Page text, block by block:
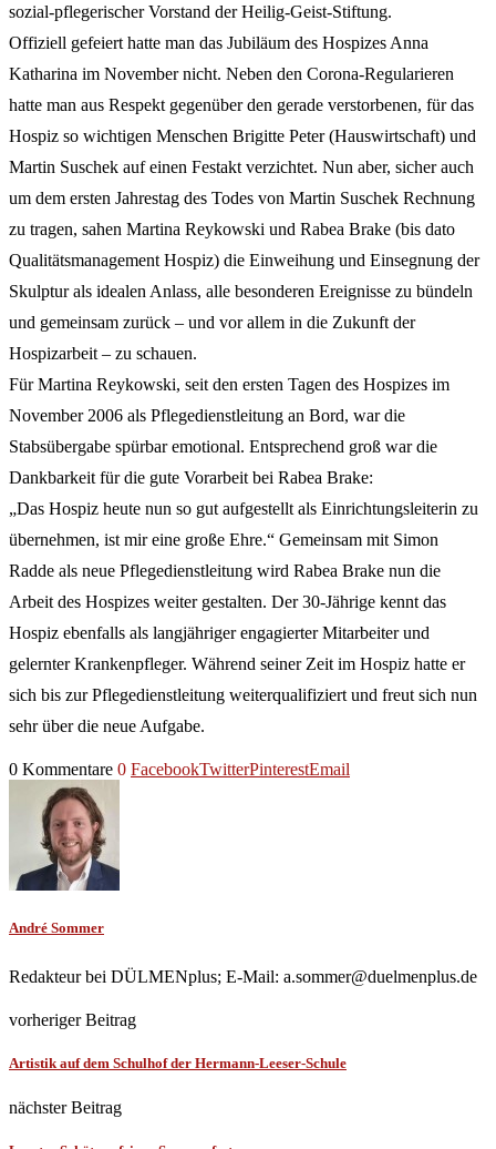
sozial-pflegerischer Vorstand der Heilig-Geist-Stiftung.
Offiziell gefeiert hatte man das Jubiläum des Hospizes Anna
Katharina im November nicht. Neben den Corona-Regularieren
hatte man aus Respekt gegenüber den gerade verstorbenen, für das
Hospiz so wichtigen Menschen Brigitte Peter (Hauswirtschaft) und
Martin Suschek auf einen Festakt verzichtet. Nun aber, sicher auch
um dem ersten Jahrestag des Todes von Martin Suschek Rechnung
zu tragen, sahen Martina Reykowski und Rabea Brake (bis dato
Qualitätsmanagement Hospiz) die Einweihung und Einsegnung der
Skulptur als idealen Anlass, alle besonderen Ereignisse zu bündeln
und gemeinsam zurück – und vor allem in die Zukunft der
Hospizarbeit – zu schauen.
Für Martina Reykowski, seit den ersten Tagen des Hospizes im
November 2006 als Pflegedienstleitung an Bord, war die
Stabsübergabe spürbar emotional. Entsprechend groß war die
Dankbarkeit für die gute Vorarbeit bei Rabea Brake:
„Das Hospiz heute nun so gut aufgestellt als Einrichtungsleiterin zu
übernehmen, ist mir eine große Ehre.“ Gemeinsam mit Simon
Radde als neue Pflegedienstleitung wird Rabea Brake nun die
Arbeit des Hospizes weiter gestalten. Der 30-Jährige kennt das
Hospiz ebenfalls als langjähriger engagierter Mitarbeiter und
gelernter Krankenpfleger. Während seiner Zeit im Hospiz hatte er
sich bis zur Pflegedienstleitung weiterqualifiziert und freut sich nun
sehr über die neue Aufgabe.
0 Kommentare 0 FacebookTwitterPinterestEmail
André Sommer
Redakteur bei DÜLMENplus; E-Mail: a.sommer@duelmenplus.de
vorheriger Beitrag
Artistik auf dem Schulhof der Hermann-Leeser-Schule
nächster Beitrag